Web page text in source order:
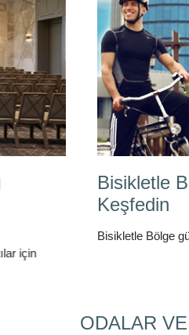
Bisikletle Bölgenin
Bisikletle Bölge güzelliklerini
ODALAR